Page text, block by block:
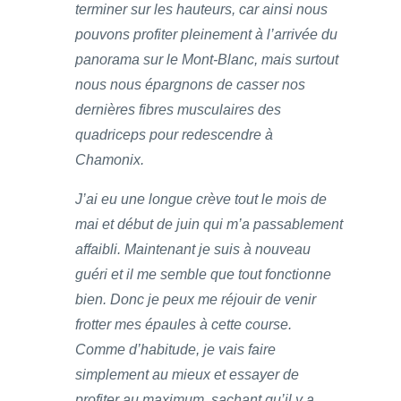
terminer sur les hauteurs, car ainsi nous
pouvons profiter pleinement à l’arrivée du
panorama sur le Mont-Blanc, mais surtout
nous nous épargnons de casser nos
dernières fibres musculaires des
quadriceps pour redescendre à
Chamonix.
J’ai eu une longue crève tout le mois de
mai et début de juin qui m’a passablement
affaibli. Maintenant je suis à nouveau
guéri et il me semble que tout fonctionne
bien. Donc je peux me réjouir de venir
frotter mes épaules à cette course.
Comme d’habitude, je vais faire
simplement au mieux et essayer de